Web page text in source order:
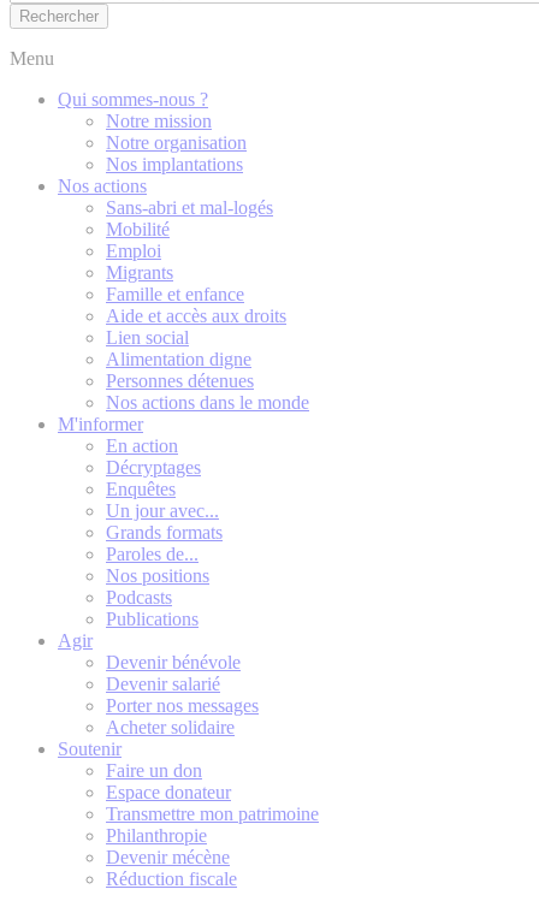
Menu
Qui sommes-nous ?
Notre mission
Notre organisation
Nos implantations
Nos actions
Sans-abri et mal-logés
Mobilité
Emploi
Migrants
Famille et enfance
Aide et accès aux droits
Lien social
Alimentation digne
Personnes détenues
Nos actions dans le monde
M'informer
En action
Décryptages
Enquêtes
Un jour avec...
Grands formats
Paroles de...
Nos positions
Podcasts
Publications
Agir
Devenir bénévole
Devenir salarié
Porter nos messages
Acheter solidaire
Soutenir
Faire un don
Espace donateur
Transmettre mon patrimoine
Philanthropie
Devenir mécène
Réduction fiscale